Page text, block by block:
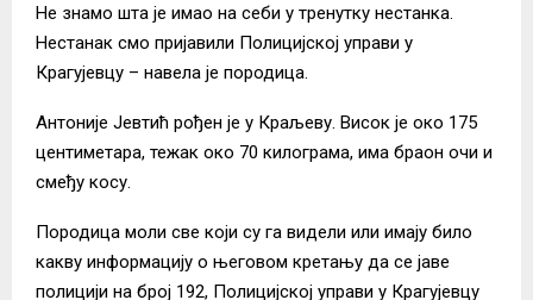
Не знамо шта је имао на себи у тренутку нестанка.
Нестанак смо пријавили Полицијској управи у
Крагујевцу – навела је породица.
Антоније Јевтић рођен је у Краљеву. Висок је око 175
центиметара, тежак око 70 килограма, има браон очи и
смеђу косу.
Породица моли све који су га видели или имају било
какву информацију о његовом кретању да се јаве
полицији на број 192, Полицијској управи у Крагујевцу